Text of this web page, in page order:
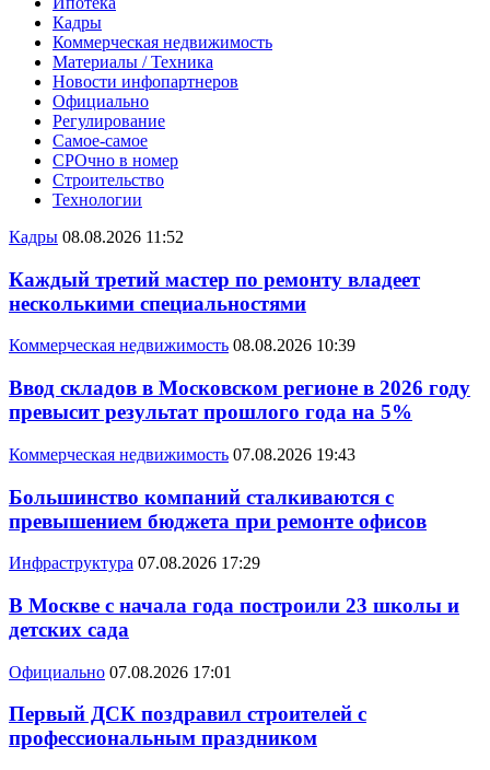
Кадры
Коммерческая недвижимость
Материалы / Техника
Новости инфопартнеров
Официально
Регулирование
Самое-самое
СРОчно в номер
Строительство
Технологии
Кадры 08.08.2026 11:52
Каждый третий мастер по ремонту владеет
несколькими специальностями
Коммерческая недвижимость 08.08.2026 10:39
Ввод складов в Московском регионе в 2026 году
превысит результат прошлого года на 5%
Коммерческая недвижимость 07.08.2026 19:43
Большинство компаний сталкиваются с
превышением бюджета при ремонте офисов
Инфраструктура 07.08.2026 17:29
В Москве с начала года построили 23 школы и
детских сада
Официально 07.08.2026 17:01
Первый ДСК поздравил строителей с
профессиональным праздником